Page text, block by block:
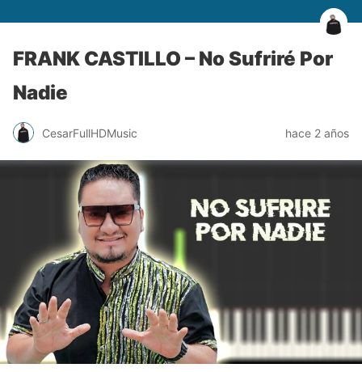
FRANK CASTILLO – No Sufriré Por
Nadie
CesarFullHDMusic hace 2 años